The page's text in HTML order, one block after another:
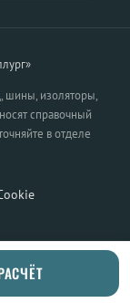
шины, изоляторы,
справочный
в отделе